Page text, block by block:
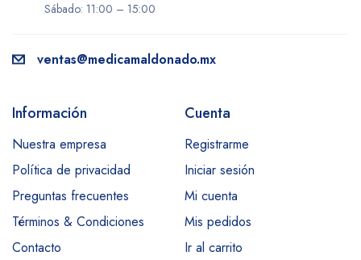
Sábado: 11:00 – 15:00
ventas@medicamaldonado.mx
Información
Nuestra empresa
Política de privacidad
Preguntas frecuentes
Términos & Condiciones
Contacto
Cuenta
Registrarme
Iniciar sesión
Mi cuenta
Mis pedidos
Ir al carrito